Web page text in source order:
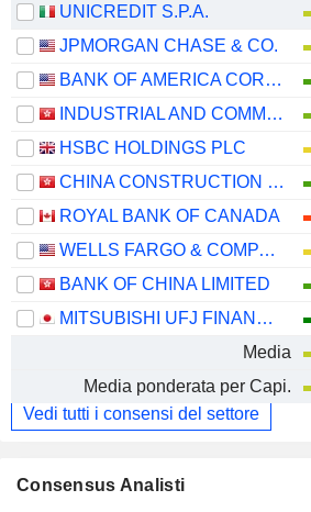
UNICREDIT S.P.A.
JPMORGAN CHASE & CO.
BANK OF AMERICA CORPORATION
INDUSTRIAL AND COMMERCIAL BANK OF CHINA LIMITED
HSBC HOLDINGS PLC
CHINA CONSTRUCTION BANK CORPORATION
ROYAL BANK OF CANADA
WELLS FARGO & COMPANY
BANK OF CHINA LIMITED
MITSUBISHI UFJ FINANCIAL GROUP, INC.
Media
Media ponderata per Capi.
Vedi tutti i consensi del settore
Consensus Analisti